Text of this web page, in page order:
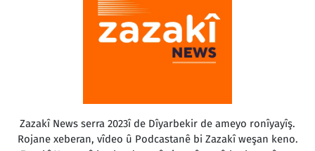
Zazakî News serra 2023î de Dîyarbekir de ameyo ronîyayîş.
Rojane xeberan, vîdeo û Podcastanê bi Zazakî weşan keno.